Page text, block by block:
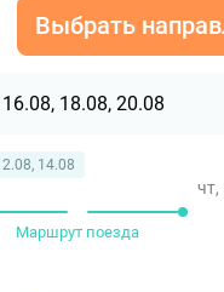
Выбрать
16.08, 18.08, 20.08
14.08
Маршрут поезда
чт,